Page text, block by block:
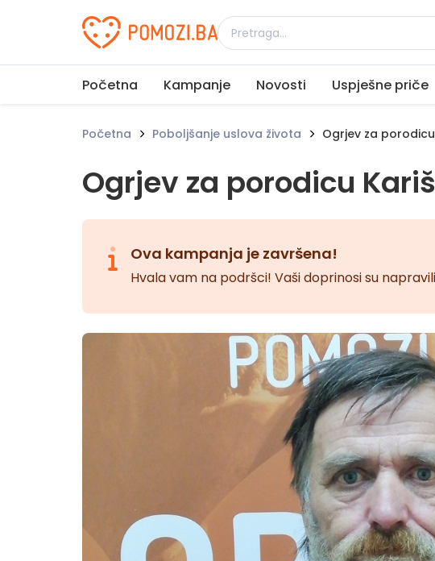
Udruženje Pomozi.ba
Početna Kampanje Novosti Uspješne priče
Početna Poboljšanje uslova života Ogrjev za
Ogrjev za porodicu
Ova kampanja je završena!
Hvala vam na podršci! Vaši doprinosi su